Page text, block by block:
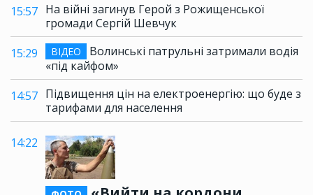
15:57 На війні загинув Герой з Рожищенської
громади Сергій Шевчук
15:29
ВІДЕО
Волинські патрульні затримали водія
«під кайфом»
14:57 Підвищення цін на електроенергію: що буде з
тарифами для населення
14:22